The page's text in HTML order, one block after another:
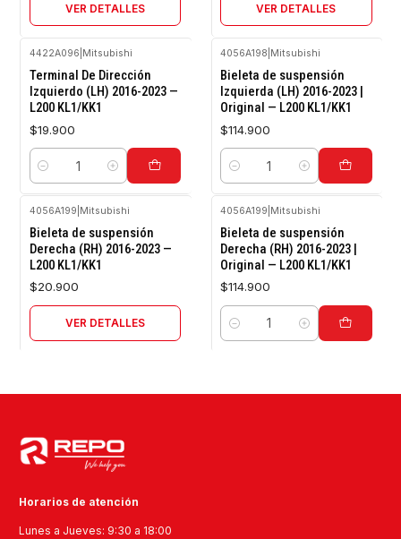
VER DETALLES VER DETALLES
4422A096 Mitsubishi
Terminal De Dirección
Izquierdo (LH) 2016-2023 —
L200 KL1/KK1
$19.900
Cantidad
4056A198 Mitsubishi
Bieleta de suspensión
Izquierda (LH) 2016-2023 |
Original — L200 KL1/KK1
$114.900
Cantidad
4056A199 Mitsubishi
Bieleta de suspensión
Derecha (RH) 2016-2023 —
L200 KL1/KK1
$20.900
VER DETALLES
4056A199 Mitsubishi
Bieleta de suspensión
Derecha (RH) 2016-2023 |
Original — L200 KL1/KK1
$114.900
Cantidad
Horarios de atención
Lunes a Jueves: 9:30 a 18:00